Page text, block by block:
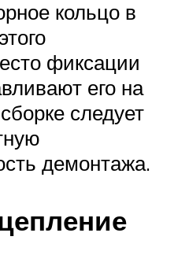
кольцо в
фиксации
его на
следует
демонтажа.